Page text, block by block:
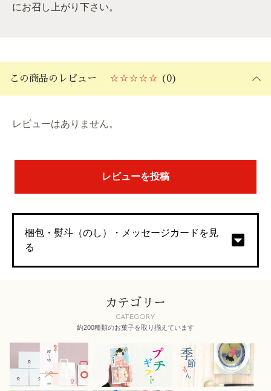
にお召し上がり下さい。
この商品のレビュー ☆☆☆☆☆ (0)
レビューはありません。
レビューを投稿
梱包・熨斗（のし）・メッセージカードを見
る
カテゴリー
CATEGORY
約200種類のお菓子を取り揃えています